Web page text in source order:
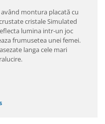
montura placată cu
cristale Simulated
lumina intr-un joc
frumusetea unei femei.
langa cele mari